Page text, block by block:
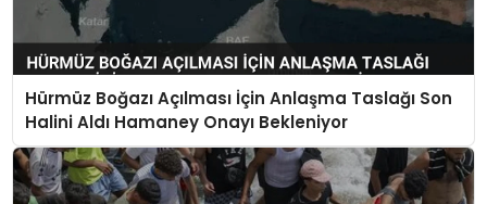
Hürmüz Boğazı Açılması İçin Anlaşma Taslağı Son
Halini Aldı Hamaney Onayı Bekleniyor